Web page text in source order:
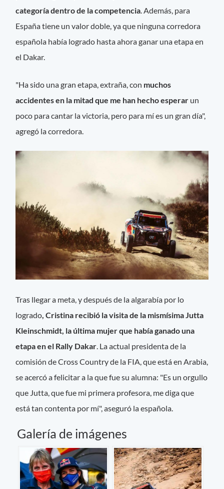
categoría dentro de la competencia . Además, para
España tiene un valor doble, ya que ninguna corredora
española había logrado hasta ahora ganar una etapa en
el Dakar.
"Ha sido una gran etapa, extraña, con muchos
accidentes en la mitad que me han hecho esperar un
poco para cantar la victoria, pero para mí es un gran día",
agregó la corredora.
Tras llegar a meta, y después de la algarabía por lo
logrado, Cristina recibió la visita de la mismísima Jutta
Kleinschmidt, la última mujer que había ganado una
etapa en el Rally Dakar. La actual presidenta de la
comisión de Cross Country de la FIA, que está en Arabia,
se acercó a felicitar a la que fue su alumna: "Es un orgullo
que Jutta, que fue mi primera profesora, me diga que
está tan contenta por mí", aseguró la española.
Galería de imágenes